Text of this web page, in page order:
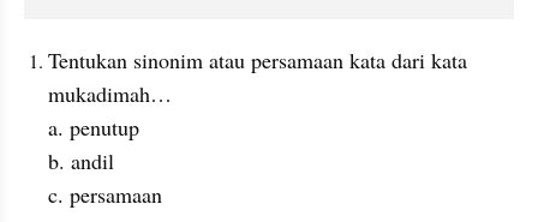
Tentukan sinonim atau persamaan kata dari kata
mukadimah…
a. penutup
b. andil
c. persamaan